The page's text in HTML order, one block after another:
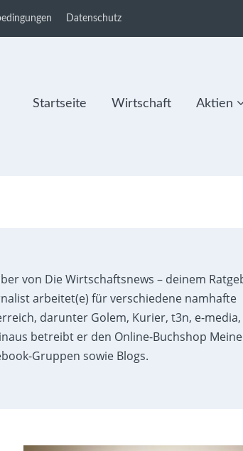
Datenschutz
Startseite Wirtschaft Aktien
von Die Wirtschaftsnews – deinem
arbeitet(e) für verschiedene namhafte
darunter Golem, Kurier, t3n, e-media,
betreibt er den Online-Buchshop Meine
Gruppen sowie Blogs.